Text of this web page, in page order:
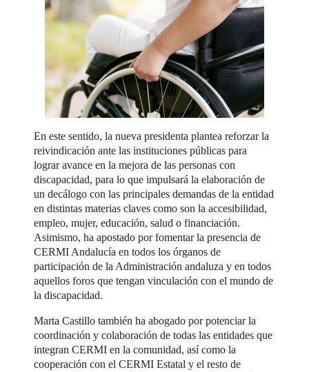
En este sentido, la nueva presidenta plantea reforzar la
reivindicación ante las instituciones públicas para
lograr avance en la mejora de las personas con
discapacidad, para lo que impulsará la elaboración de
un decálogo con las principales demandas de la entidad
en distintas materias claves como son la accesibilidad,
empleo, mujer, educación, salud o financiación.
Asimismo, ha apostado por fomentar la presencia de
CERMI Andalucía en todos los órganos de
participación de la Administración andaluza y en todos
aquellos foros que tengan vinculación con el mundo de
la discapacidad.
Marta Castillo también ha abogado por potenciar la
coordinación y colaboración de todas las entidades que
integran CERMI en la comunidad, así como la
cooperación con el CERMI Estatal y el resto de